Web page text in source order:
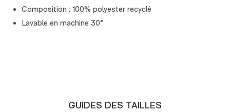
Composition : 100% polyester recyclé
Lavable en machine 30°
GUIDES DES TAILLES